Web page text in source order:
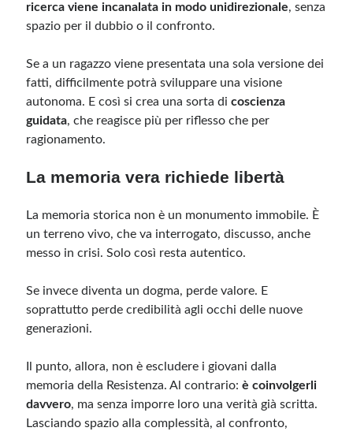
ricerca viene incanalata in modo unidirezionale, senza
spazio per il dubbio o il confronto.
Se a un ragazzo viene presentata una sola versione dei
fatti, difficilmente potrà sviluppare una visione
autonoma. E così si crea una sorta dicoscienza
guidata, che reagisce più per riflesso che per
ragionamento.
La memoria vera richiede libertà
La memoria storica non è un monumento immobile. È
un terreno vivo, che va interrogato, discusso, anche
messo in crisi. Solo così resta autentico.
Se invece diventa un dogma, perde valore. E
soprattutto perde credibilità agli occhi delle nuove
generazioni.
Il punto, allora, non è escludere i giovani dalla
memoria della Resistenza. Al contrario:è coinvolgerli
davvero, ma senza imporre loro una verità già scritta.
Lasciando spazio alla complessità, al confronto,